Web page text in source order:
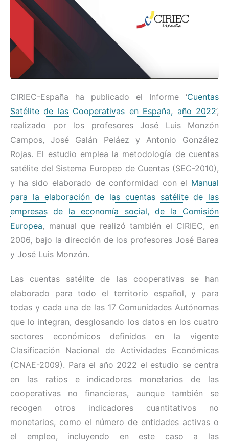
CIRIEC-España ha publicado el Informe ‘Cuentas
Satélite de las Cooperativas en España, año 2022’,
realizado por los profesores José Luis Monzón
Campos, José Galán Peláez y Antonio González
Rojas. El estudio emplea la metodología de cuentas
satélite del Sistema Europeo de Cuentas (SEC-2010),
y ha sido elaborado de conformidad con el Manual
para la elaboración de las cuentas satélite de las
empresas de la economía social, de la Comisión
Europea, manual que realizó también el CIRIEC, en
2006, bajo la dirección de los profesores José Barea
y José Luis Monzón.
Las cuentas satélite de las cooperativas se han
elaborado para todo el territorio español, y para
todas y cada una de las 17 Comunidades Autónomas
que lo integran, desglosando los datos en los cuatro
sectores económicos definidos en la vigente
Clasificación Nacional de Actividades Económicas
(CNAE-2009). Para el año 2022 el estudio se centra
en las ratios e indicadores monetarios de las
cooperativas no financieras, aunque también se
recogen otros indicadores cuantitativos no
monetarios, como el número de entidades activas o
el empleo, incluyendo en este caso a las